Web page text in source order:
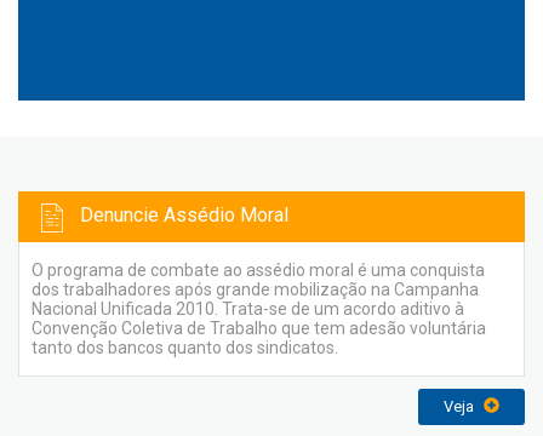
Denuncie Assédio Moral
O programa de combate ao assédio moral é uma conquista
dos trabalhadores após grande mobilização na Campanha
Nacional Unificada 2010. Trata-se de um acordo aditivo à
Convenção Coletiva de Trabalho que tem adesão voluntária
tanto dos bancos quanto dos sindicatos.
Veja